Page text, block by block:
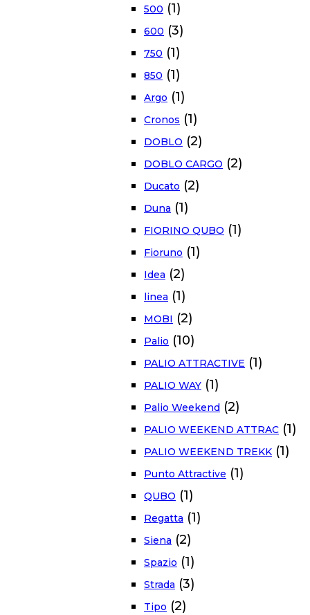
500 (1)
600 (3)
750 (1)
850 (1)
Argo (1)
Cronos (1)
DOBLO (2)
DOBLO CARGO (2)
Ducato (2)
Duna (1)
FIORINO QUBO (1)
Fioruno (1)
Idea (2)
linea (1)
MOBI (2)
Palio (10)
PALIO ATTRACTIVE (1)
PALIO WAY (1)
Palio Weekend (2)
PALIO WEEKEND ATTRAC (1)
PALIO WEEKEND TREKK (1)
Punto Attractive (1)
QUBO (1)
Regatta (1)
Siena (2)
Spazio (1)
Strada (3)
Tipo (2)